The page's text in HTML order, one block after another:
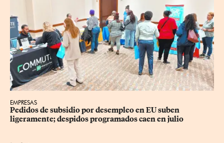
EMPRESAS
Pedidos de subsidio por desempleo en EU suben
ligeramente; despidos programados caen en julio